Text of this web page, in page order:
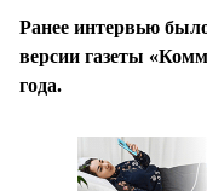
Ранее интервью
версии газеты
года.